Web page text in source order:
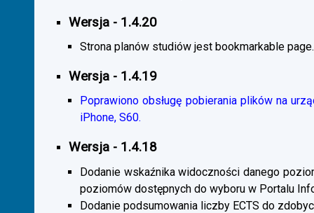
Wersja - 1.4.20
Strona planów studiów jest bookmarkable page.
Wersja - 1.4.19
Poprawiono obsługę pobierania plików na
iPhone, S60.
Wersja - 1.4.18
Dodanie wskaźnika widoczności danego
poziomów dostępnych do wyboru w Portalu
Dodanie podsumowania liczby ECTS do